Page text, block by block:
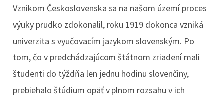
Vznikom Československa sa na našom území proces
výuky prudko zdokonalil, roku 1919 dokonca vzniká
univerzita s vyučovacím jazykom slovenským. Po
tom, čo v predchádzajúcom štátnom zriadení mali
študenti do týždňa len jednu hodinu slovenčiny,
prebiehalo štúdium opäť v plnom rozsahu v ich